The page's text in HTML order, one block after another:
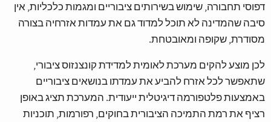
דפוסי תחבורה, שימוש בשירותים ציבוריים ומגמות כלכליות, אין
סיבה שהמדינה לא תוכל למדוד גם את עמדות אזרחיה בצורה
מסודרת, שקופה ומאובטחת.
לכן מוצע להקים מערכת לאומית למדידת קונצנזוס ציבורי,
שתאפשר לכל אזרח להביע את עמדתו בנושאים ציבוריים
באמצעות פלטפורמה דיגיטלית ייעודית. המערכת תציג באופן
רציף את רמת התמיכה הציבורית בחוקים, רפורמות, תוכניות